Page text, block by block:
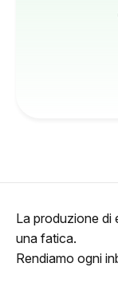
La produzione di
una fatica.
Rendiamo ogni